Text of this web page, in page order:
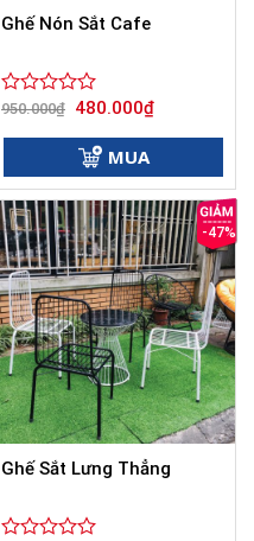
Ghế Nón Sắt Cafe
Được
5
sao
950.000₫ Giá
gốc
là:
950.000₫.
480.000₫Giá
hiện
tại
MUA
-47%
Ghế Sắt Lưng Thẳng